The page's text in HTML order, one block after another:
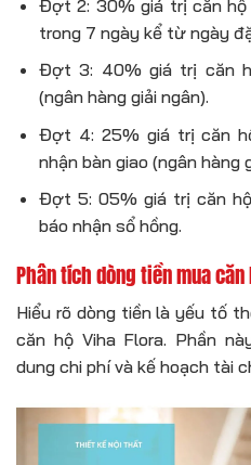
Đợt 2: 30% giá trị căn hộ
trong 7 ngày kể từ ngày
Đợt 3: 40% giá trị căn
(ngân hàng giải ngân).
Đợt 4: 25% giá trị căn
nhận bàn giao (ngân hàng
Đợt 5: 05% giá trị căn
báo nhận sổ hồng.
Phân tích dòng tiền mua
Hiểu rõ dòng tiền là yếu tố
căn hộ Viha Flora. Phần
dung chi phí và kế hoạch tài